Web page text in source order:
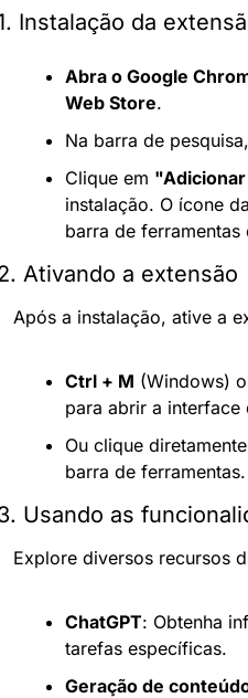
Instalação da
Abra o Google
Web Store.
Na barra de
Clique em
instalação. O ícone
barra de ferramentas
Ativando a extensão
Após a instalação, ative a
Ctrl + M (Windows)
para abrir a interface
Ou clique
barra de ferramentas.
Usando as
Explore diversos recursos
ChatGPT: Obtenha
tarefas específicas.
Geração de